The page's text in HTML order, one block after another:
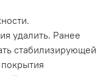
удалить. Ранее
стабилизирующей